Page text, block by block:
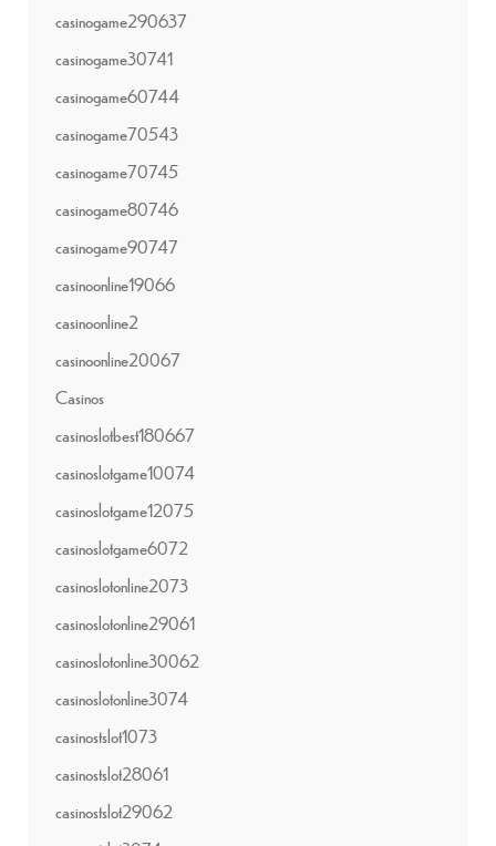
casinogame290637
casinogame30741
casinogame60744
casinogame70543
casinogame70745
casinogame80746
casinogame90747
casinoonline19066
casinoonline2
casinoonline20067
Casinos
casinoslotbest180667
casinoslotgame10074
casinoslotgame12075
casinoslotgame6072
casinoslotonline2073
casinoslotonline29061
casinoslotonline30062
casinoslotonline3074
casinostslot1073
casinostslot28061
casinostslot29062